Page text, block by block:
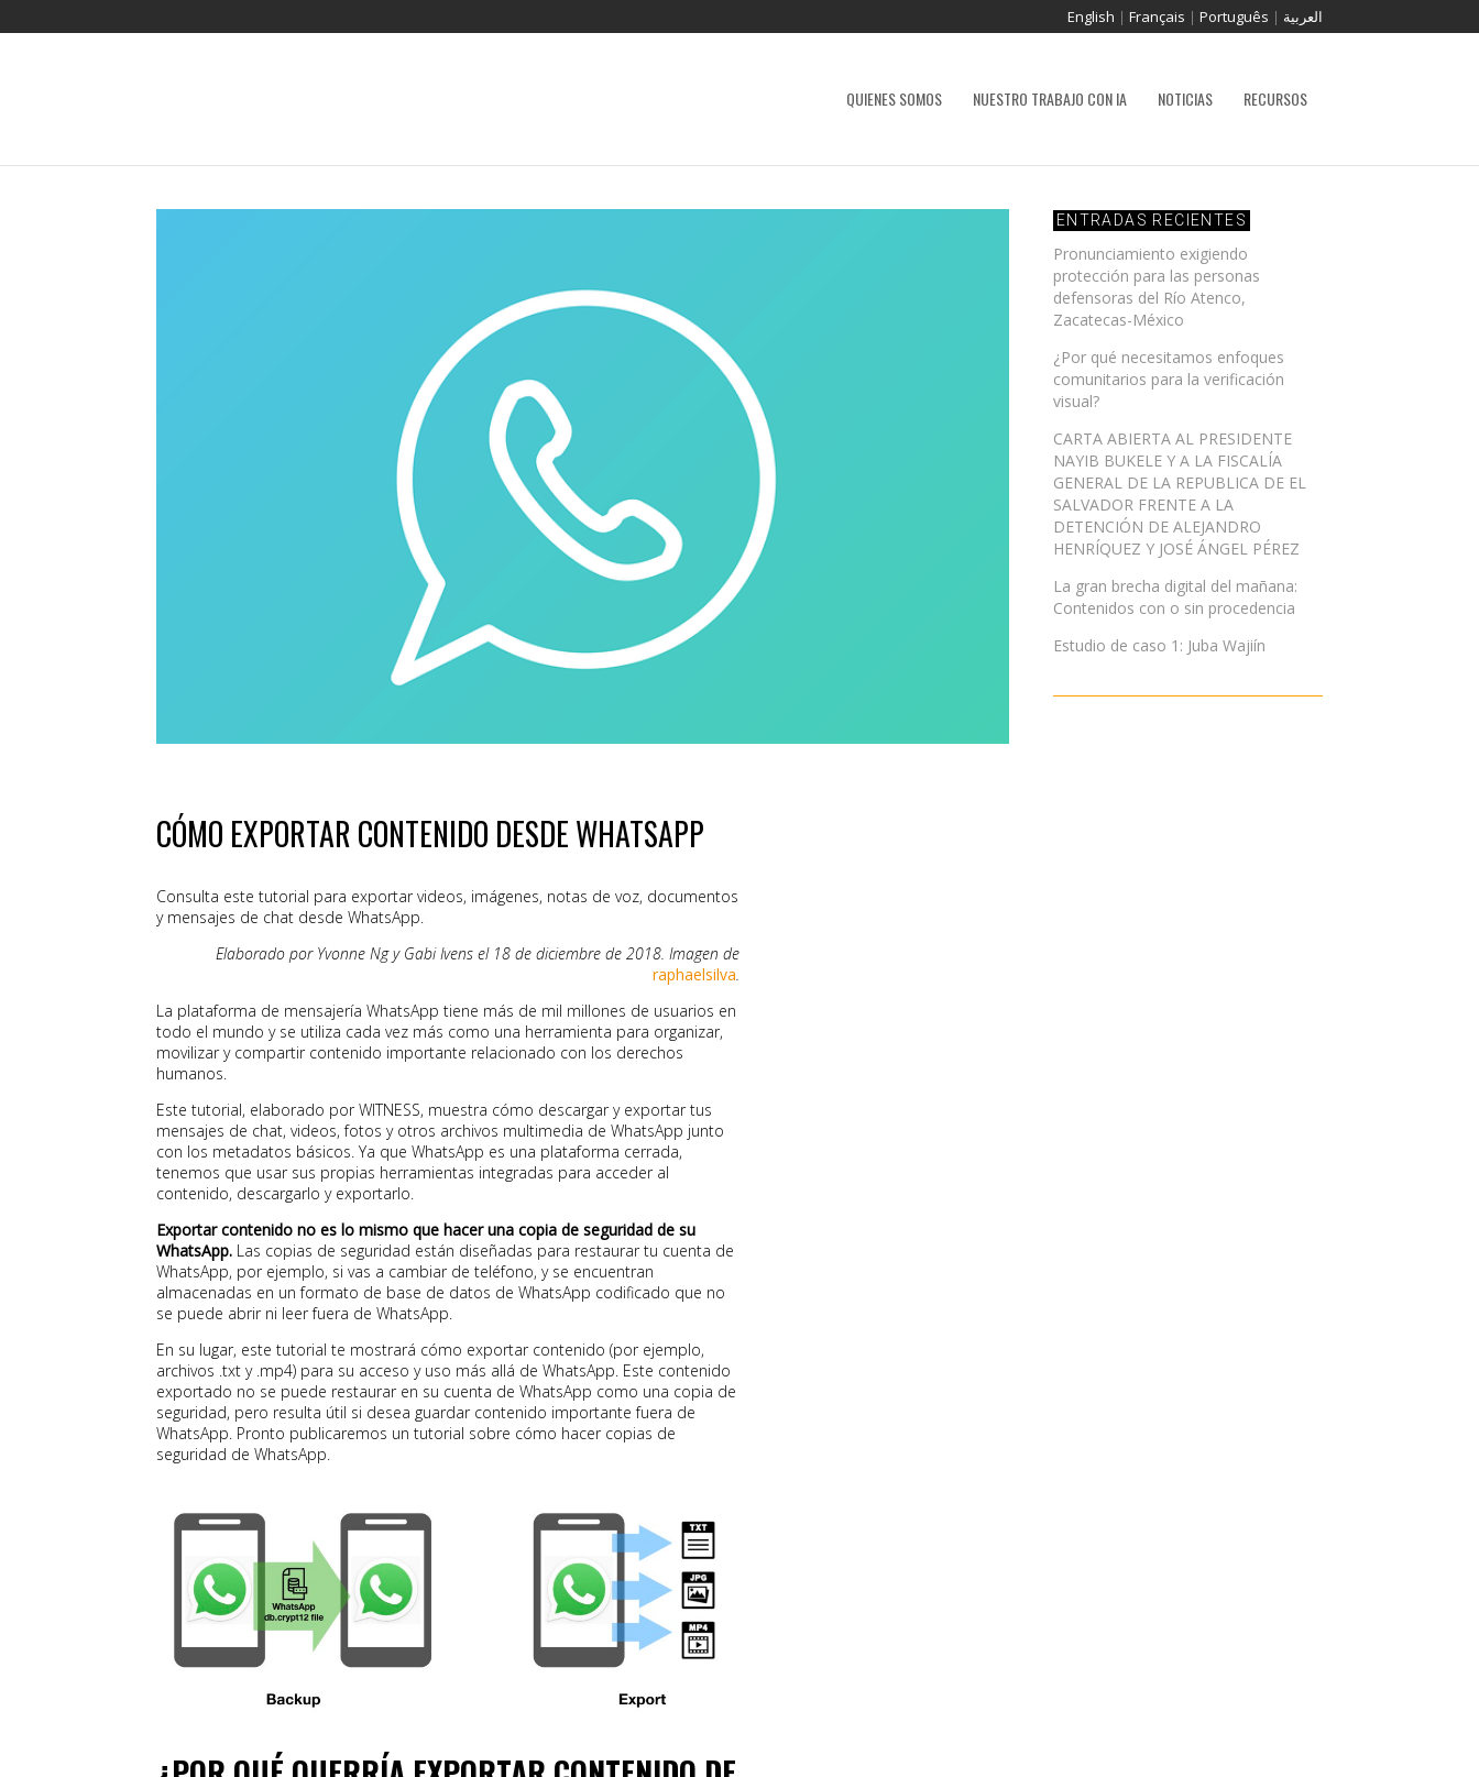
English | Français | Português | العربية
QUIENES SOMOS NUESTRO TRABAJO CON IA NOTICIAS RECURSOS
CÓMO EXPORTAR CONTENIDO DESDE WHATSAPP
Consulta este tutorial para exportar videos, imágenes, notas de voz, documentos
y mensajes de chat desde WhatsApp.
Elaborado por Yvonne Ng y Gabi Ivens el 18 de diciembre de 2018. Imagen de
raphaelsilva.
La plataforma de mensajería WhatsApp tiene más de mil millones de usuarios en
todo el mundo y se utiliza cada vez más como una herramienta para organizar,
movilizar y compartir contenido importante relacionado con los derechos
humanos.
Este tutorial, elaborado por WITNESS, muestra cómo descargar y exportar tus
mensajes de chat, videos, fotos y otros archivos multimedia de WhatsApp junto
con los metadatos básicos. Ya que WhatsApp es una plataforma cerrada,
tenemos que usar sus propias herramientas integradas para acceder al
contenido, descargarlo y exportarlo.
Exportar contenido no es lo mismo que hacer una copia de seguridad de su
WhatsApp. Las copias de seguridad están diseñadas para restaurar tu cuenta de
WhatsApp, por ejemplo, si vas a cambiar de teléfono, y se encuentran
almacenadas en un formato de base de datos de WhatsApp codificado que no
se puede abrir ni leer fuera de WhatsApp.
En su lugar, este tutorial te mostrará cómo exportar contenido (por ejemplo,
archivos .txt y .mp4) para su acceso y uso más allá de WhatsApp. Este contenido
exportado no se puede restaurar en su cuenta de WhatsApp como una copia de
seguridad, pero resulta útil si desea guardar contenido importante fuera de
WhatsApp. Pronto publicaremos un tutorial sobre cómo hacer copias de
seguridad de WhatsApp.
ENTRADAS RECIENTES
Pronunciamiento exigiendo
protección para las personas
defensoras del Río Atenco,
Zacatecas-México
¿Por qué necesitamos enfoques
comunitarios para la verificación
visual?
CARTA ABIERTA AL PRESIDENTE
NAYIB BUKELE Y A LA FISCALÍA
GENERAL DE LA REPUBLICA DE EL
SALVADOR FRENTE A LA
DETENCIÓN DE ALEJANDRO
HENRÍQUEZ Y JOSÉ ÁNGEL PÉREZ
La gran brecha digital del mañana:
Contenidos con o sin procedencia
Estudio de caso 1: Juba Wajiín